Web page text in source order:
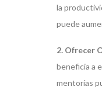
la
puede
2. Ofrecer
beneficia a
mentorías